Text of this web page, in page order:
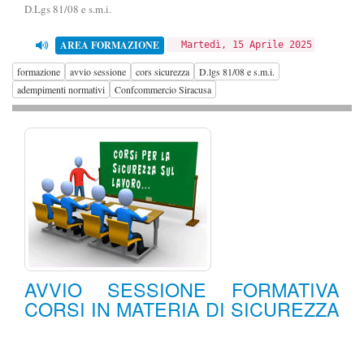
D.Lgs 81/08 e s.m.i.
AREA FORMAZIONE Martedì, 15 Aprile 2025
formazione avvio sessione cors sicurezza
D.lgs 81/08 e s.m.i.
adempimenti normativi
Confcommercio Siracusa
AVVIO SESSIONE FORMATIVA
CORSI IN MATERIA DI SICUREZZA